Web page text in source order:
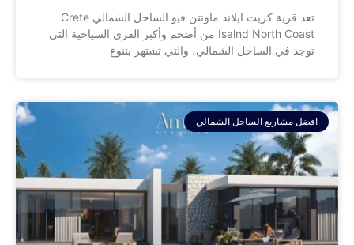
تعد قرية كريت ايلاند ماونتن فيو الساحل الشمالي Crete
Isalnd North Coast من أضخم وأكبر القرى السياحية التي
توجد في الساحل الشمالي، والتي تشتهر بتنوع
افضل مشاريع الساحل الشمالي